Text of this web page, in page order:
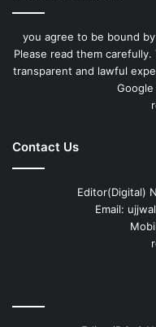
you agree to be bound
Please read them
transparent and lawful
Contact Us
Editor(Digital)
Email: